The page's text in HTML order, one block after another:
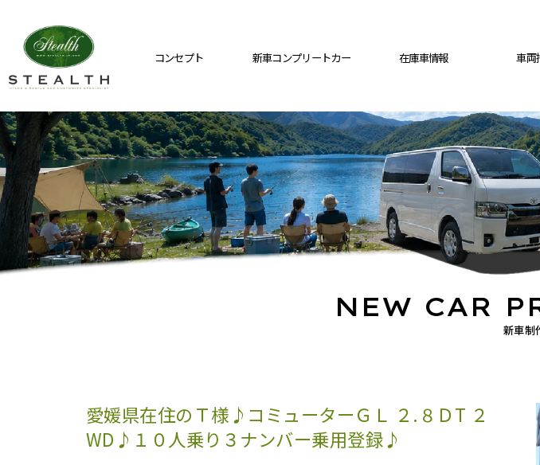
コンセプト 新車コンプリートカー 在庫車情報 車両
新車制
NEW CAR
愛媛県在住のＴ様♪コミューターＧＬ ２.８ＤT ２
WD♪１０人乗り３ナンバー乗用登録♪